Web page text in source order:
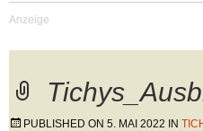
PUBLISHED ON 5. MAI 2022 IN